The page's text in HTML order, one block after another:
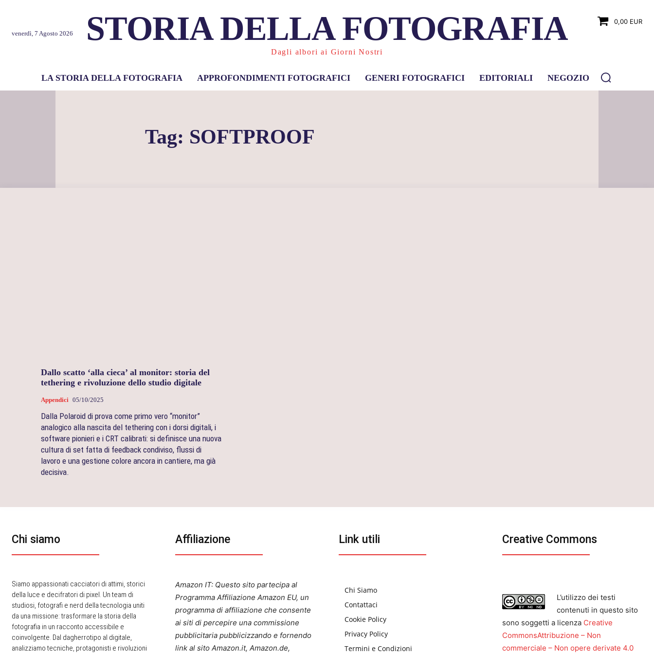
venerdì, 7 Agosto 2026 STORIA DELLA FOTOGRAFIA
Dagli albori ai Giorni Nostri
0,00 EUR
LA STORIA DELLA FOTOGRAFIA APPROFONDIMENTI FOTOGRAFICI GENERI FOTOGRAFICI EDITORIALI NEGOZIO
Tag: SOFTPROOF
Dallo scatto ‘alla cieca’ al monitor: storia del
tethering e rivoluzione dello studio digitale
Appendici 05/10/2025
Dalla Polaroid di prova come primo vero “monitor”
analogico alla nascita del tethering con i dorsi digitali, i
software pionieri e i CRT calibrati: si definisce una nuova
cultura di set fatta di feedback condiviso, flussi di
lavoro e una gestione colore ancora in cantiere, ma già
decisiva.
Chi siamo
Siamo appassionati cacciatori di attimi, storici
della luce e decifratori di pixel. Un team di
studiosi, fotografi e nerd della tecnologia uniti
da una missione: trasformare la storia della
fotografia in un racconto accessibile e
coinvolgente. Dal dagherrotipo al digitale,
analizziamo tecniche, protagonisti e rivoluzioni
Affiliazione
Amazon IT: Questo sito partecipa al
Programma Affiliazione Amazon EU, un
programma di affiliazione che consente
ai siti di percepire una commissione
pubblicitaria pubblicizzando e fornendo
link al sito Amazon.it, Amazon.de,
Link utili
Chi Siamo
Contattaci
Cookie Policy
Privacy Policy
Termini e Condizioni
Creative Commons
L’utilizzo dei testi
contenuti in questo sito
sono soggetti a licenza Creative
CommonsAttribuzione – Non
commerciale – Non opere derivate 4.0